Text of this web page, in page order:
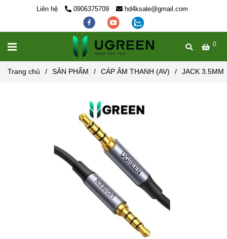
Liên hệ 0906375709 hd4ksale@gmail.com
0
Trang chủ / SẢN PHẨM / CÁP ÂM THANH (AV) / JACK 3.5MM